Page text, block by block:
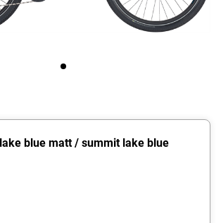
blue matt / summit lake blue